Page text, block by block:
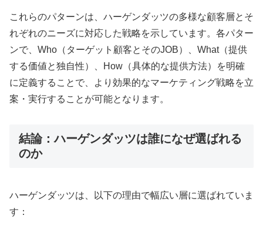
これらのパターンは、ハーゲンダッツの多様な顧客層とそ
れぞれのニーズに対応した戦略を示しています。各パター
ンで、Who（ターゲット顧客とそのJOB）、What（提供
する価値と独自性）、How（具体的な提供方法）を明確
に定義することで、より効果的なマーケティング戦略を立
案・実行することが可能となります。
結論：ハーゲンダッツは誰になぜ選ばれる
のか
ハーゲンダッツは、以下の理由で幅広い層に選ばれていま
す：